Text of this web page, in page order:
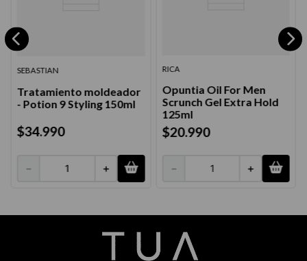
SEBASTIAN
Tratamiento moldeador
- Potion 9 Styling 150ml
$34.990
＋
－
RICA
Opuntia Oil For Men
Scrunch Gel Extra Hold
125ml
$20.990
＋
－